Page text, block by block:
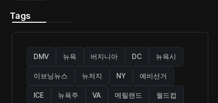
Tags
DMV 뉴욕 버지니아 DC 뉴욕시
이브닝뉴스 뉴저지 NY 예비선거
ICE 뉴욕주 VA 메릴랜드 월드컵